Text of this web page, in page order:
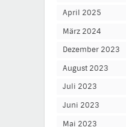
April 2025
März 2024
Dezember 2023
August 2023
Juli 2023
Juni 2023
Mai 2023